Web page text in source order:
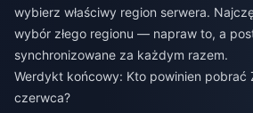
wybierz właściwy region serwera.
wybór złego regionu — napraw to, a
synchronizowane za każdym razem.
Werdykt końcowy: Kto powinien pobrać
czerwca?